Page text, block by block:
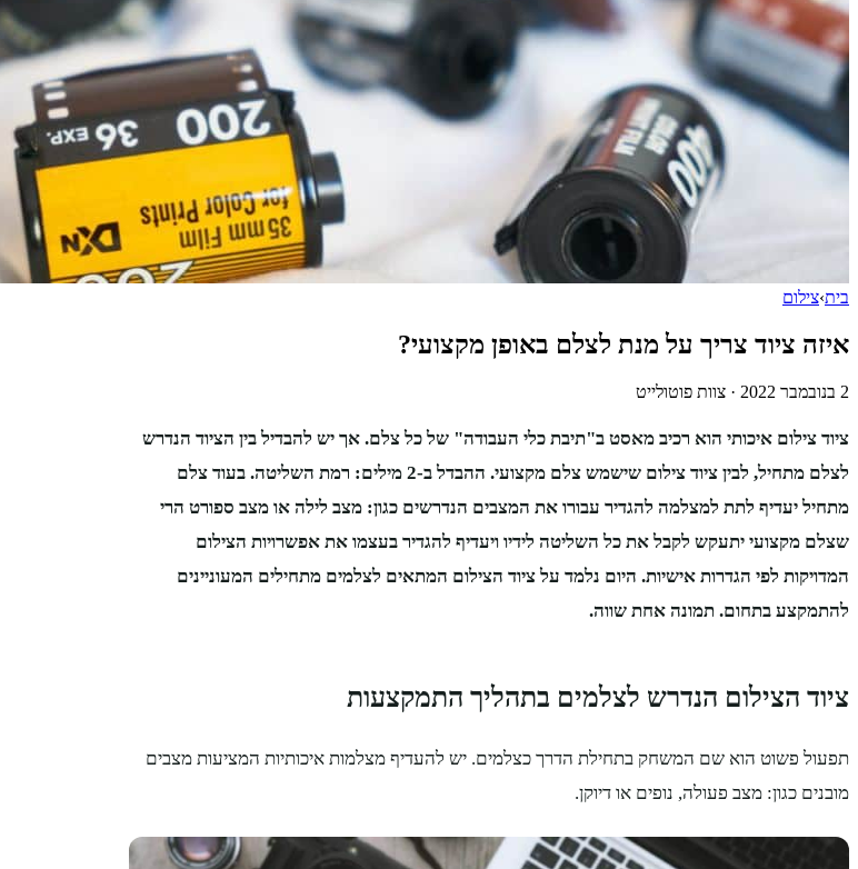
בית›צילום
איזה ציוד צריך על מנת לצלם באופן מקצועי?
2 בנובמבר 2022 · צוות פוטולייט
ציוד צילום איכותי הוא רכיב מאסט ב"תיבת כלי העבודה" של כל צלם. אך יש להבדיל בין הציוד הנדרש
לצלם מתחיל, לבין ציוד צילום שישמש צלם מקצועי. ההבדל ב-2 מילים: רמת השליטה. בעוד צלם
מתחיל יעדיף לתת למצלמה להגדיר עבורו את המצבים הנדרשים כגון: מצב לילה או מצב ספורט הרי
שצלם מקצועי יתעקש לקבל את כל השליטה לידיו ויעדיף להגדיר בעצמו את אפשרויות הצילום
המדויקות לפי הגדרות אישיות. היום נלמד על ציוד הצילום המתאים לצלמים מתחילים המעוניינים
להתמקצע בתחום. תמונה אחת שווה.
ציוד הצילום הנדרש לצלמים בתהליך התמקצעות
תפעול פשוט הוא שם המשחק בתחילת הדרך כצלמים. יש להעדיף מצלמות איכותיות המציעות מצבים
מובנים כגון: מצב פעולה, נופים או דיוקן.